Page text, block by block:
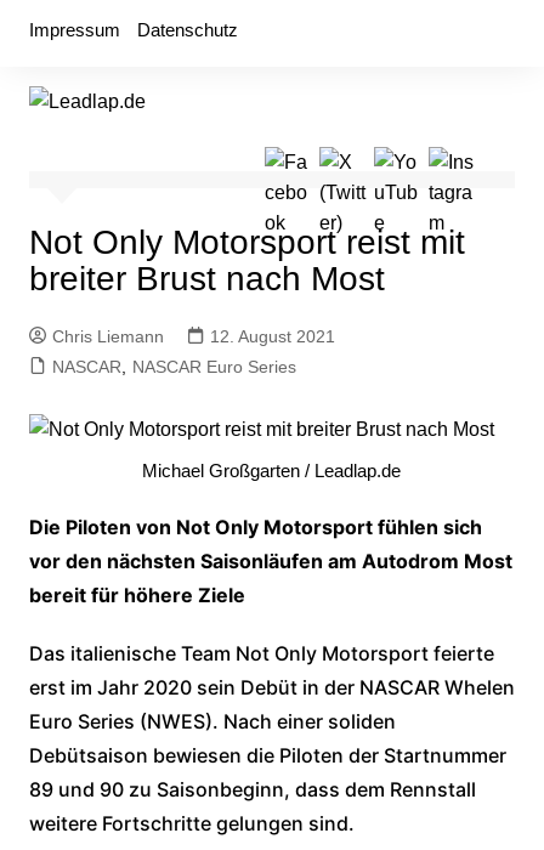
Impressum Datenschutz
Not Only Motorsport reist mit
breiter Brust nach Most
Chris Liemann
12. August 2021
NASCAR, NASCAR Euro Series
Michael Großgarten / Leadlap.de
Die Piloten von Not Only Motorsport fühlen sich
vor den nächsten Saisonläufen am Autodrom Most
bereit für höhere Ziele
Das italienische Team Not Only Motorsport feierte
erst im Jahr 2020 sein Debüt in der NASCAR Whelen
Euro Series (NWES). Nach einer soliden
Debütsaison bewiesen die Piloten der Startnummer
89 und 90 zu Saisonbeginn, dass dem Rennstall
weitere Fortschritte gelungen sind.